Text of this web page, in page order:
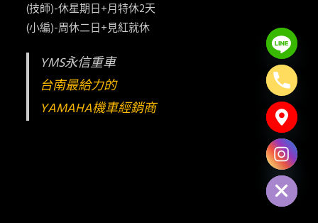
(技師)-休星期日+月特休2天
(小編)-周休二日+見紅就休
YMS永信重車
台南最給力的
YAMAHA機車經銷商
Hide chaty